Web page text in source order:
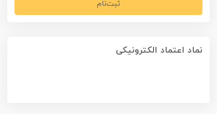
ثبت‌نام
نماد اعتماد الکترونیکی